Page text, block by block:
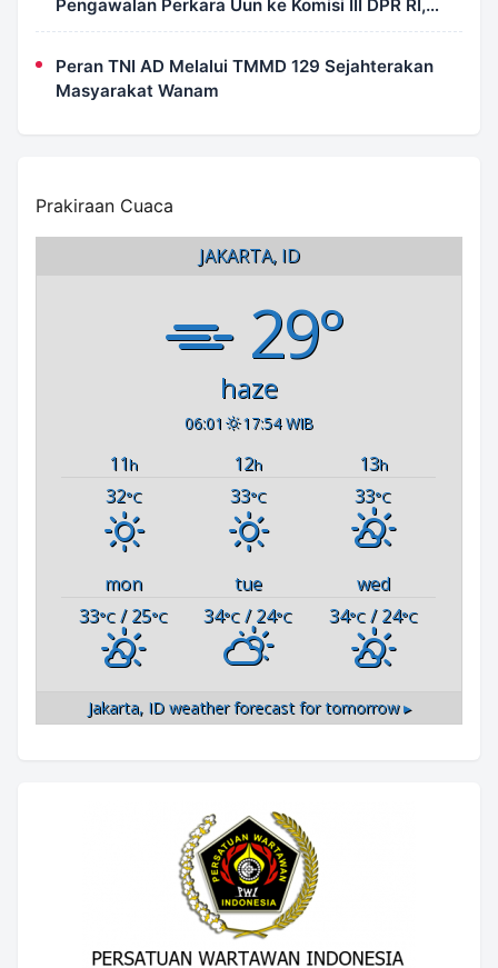
Pengawalan Perkara Uun ke Komisi III DPR RI,
LPSK, Kompolnas dan Propam
Peran TNI AD Melalui TMMD 129 Sejahterakan
Masyarakat Wanam
Prakiraan Cuaca
JAKARTA, ID
29°
haze
06:01 17:54 WIB
11h 12h 13h
32°C 33°C 33°C
mon tue
wed
33°C / 25°C 34°C / 24°C 34°C/ 24°C
Jakarta, IDweather forecast for tomorrow ▸